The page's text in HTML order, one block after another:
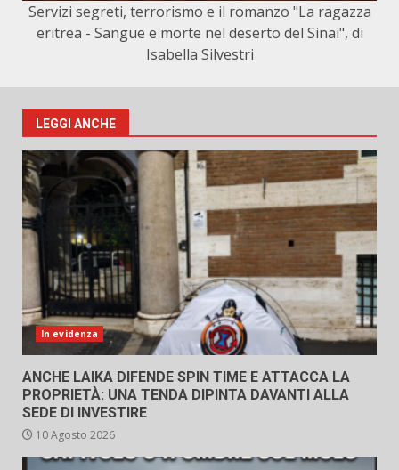
Servizi segreti, terrorismo e il romanzo "La ragazza
eritrea - Sangue e morte nel deserto del Sinai", di
Isabella Silvestri
LEGGI ANCHE
In evidenza
ANCHE LAIKA DIFENDE SPIN TIME E ATTACCA LA
PROPRIETÀ: UNA TENDA DIPINTA DAVANTI ALLA
SEDE DI INVESTIRE
10 Agosto 2026